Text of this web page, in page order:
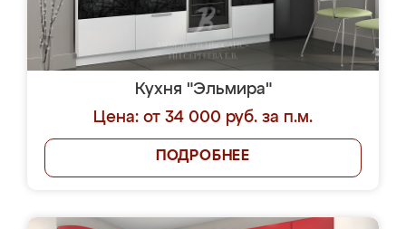
Кухня "Эльмира"
Цена: от 34 000 руб. за п.м.
ПОДРОБНЕЕ